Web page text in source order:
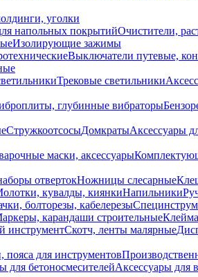
уголки
напольных покрытийОчистители,
Изолирующие зажимы
Выключатели путевые,
Трековые светильники
глубинные вибраторы
СтружкоотсосыДомкратыАксессуары
маски, аксессуары
отвертокНожницы слесарные
кувалды, киянкиНапильники
болторезы, кабелерезы
карандаши строительные
инструментСкотч, ленты малярные
пояса для инструментов
для бетоносмесителейАксессуары для